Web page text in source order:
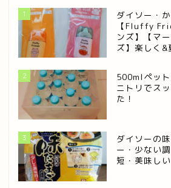
1
ダイソー・
【Fluffy
ンズ】【マ
ズ】楽しく&
2
500mlペッ
ニトリでス
た！
3
ダイソーの
ー・少ない
短・美味しい